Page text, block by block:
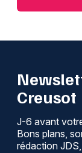
Creusot
J-6 avant
Bons plans,
rédaction